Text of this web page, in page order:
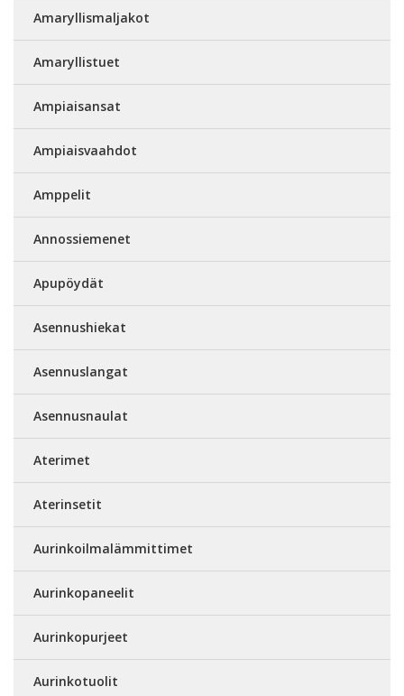
Amaryllismaljakot
Amaryllistuet
Ampiaisansat
Ampiaisvaahdot
Amppelit
Annossiemenet
Apupöydät
Asennushiekat
Asennuslangat
Asennusnaulat
Aterimet
Aterinsetit
Aurinkoilmalämmittimet
Aurinkopaneelit
Aurinkopurjeet
Aurinkotuolit